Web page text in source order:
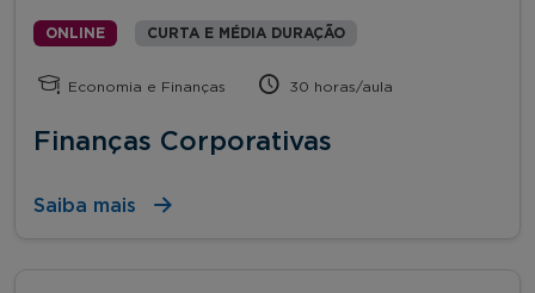
ONLINE CURTA E MÉDIA DURAÇÃO
Economia e Finanças 30 horas/aula
Finanças Corporativas
Saiba mais